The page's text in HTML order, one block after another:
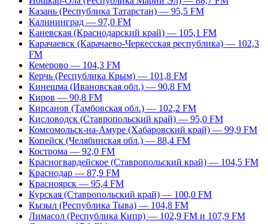
Казань (Республика Татарстан) — 95,5 FM
Калининград — 97,0 FM
Каневская (Краснодарский край) — 105,1 FM
Карачаевск (Карачаево-Черкесская республика) — 102,3
FM
Кемерово — 104,3 FM
Керчь (Республика Крым) — 101,8 FM
Кинешма (Ивановская обл.) — 90,8 FM
Киров — 90,8 FM
Кирсанов (Тамбовская обл.) — 102,2 FM
Кисловодск (Ставропольский край) — 95,0 FM
Комсомольск-на-Амуре (Хабаровский край) — 99,9 FM
Копейск (Челябинская обл.) — 88,4 FM
Кострома — 92,0 FM
Красногвардейское (Ставропольский край) — 104,5 FM
Краснодар — 87,9 FM
Красноярск — 95,4 FM
Курская (Ставропольский край) — 100,0 FM
Кызыл (Республика Тыва) — 104,8 FM
Лимасол (Республика Кипр) — 102,9 FM и 107,9 FM